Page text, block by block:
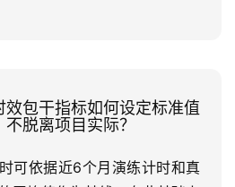
效包干指标如何设定标准值
脱离项目实际？
可依据近6个月演练计时和真